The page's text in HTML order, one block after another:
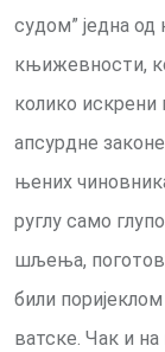
су­дом” јед­на од
књи­жев­но­сти,
ко­ли­ко ис­кре­ни
ап­сурд­не
ње­них
ру­глу са­мо
шље­ња, по­го­то­ву
би­ли
ват­ске. Чак и